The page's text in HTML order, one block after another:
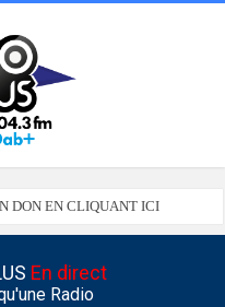
DON EN CLIQUANT ICI
En direct
Radio